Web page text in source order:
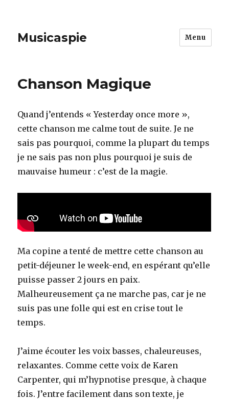
Musicaspie Menu
Chanson Magique
Quand j’entends « Yesterday once more »,
cette chanson me calme tout de suite. Je ne
sais pas pourquoi, comme la plupart du temps
je ne sais pas non plus pourquoi je suis de
mauvaise humeur : c’est de la magie.
Ma copine a tenté de mettre cette chanson au
petit-déjeuner le week-end, en espérant qu’elle
puisse passer 2 jours en paix.
Malheureusement ça ne marche pas, car je ne
suis pas une folle qui est en crise tout le
temps.
J’aime écouter les voix basses, chaleureuses,
relaxantes. Comme cette voix de Karen
Carpenter, qui m’hypnotise presque, à chaque
fois. J’entre facilement dans son texte, je